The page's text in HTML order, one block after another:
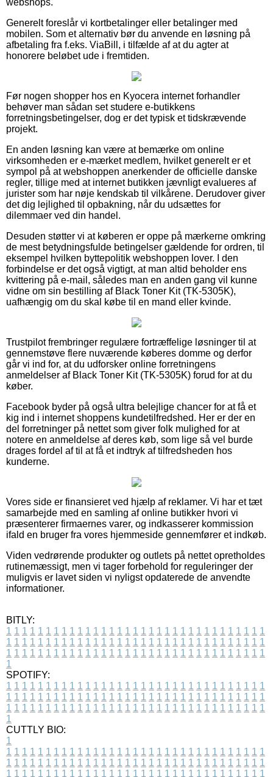
Generelt foreslår vi kortbetalinger eller betalinger med
mobilen. Som et alternativ bør du anvende en løsning på
afbetaling fra f.eks. ViaBill, i tilfælde af at du agter at
honorere beløbet ude i fremtiden.
Før nogen shopper hos en Kyocera internet forhandler
behøver man sådan set studere e-butikkens
forretningsbetingelser, dog er det typisk et tidskrævende
projekt.
En anden løsning kan være at bemærke om online
virksomheden er e-mærket medlem, hvilket generelt er et
sympol på at webshoppen anerkender de officielle danske
regler, tillige med at internet butikken jævnligt evalueres af
jurister som har nøje kendskab til vilkårene. Derudover giver
det dig lejlighed til opbakning, når du udsættes for
dilemmaer ved din handel.
Desuden støtter vi at køberen er oppe på mærkerne omkring
de mest betydningsfulde betingelser gældende for ordren, til
eksempel hvilken byttepolitik webshoppen lover. I den
forbindelse er det også vigtigt, at man altid beholder ens
kvittering på e-mail, således man en anden gang vil kunne
vidne om sin bestilling af Black Toner Kit (TK-5305K),
uafhængig om du skal købe til en mand eller kvinde.
Trustpilot frembringer regulære fortræffelige løsninger til at
gennemstøve flere nuværende køberes domme og derfor
går vi ind for, at du udforsker online forretningens
anmeldelser af Black Toner Kit (TK-5305K) forud for at du
køber.
Facebook byder på også ultra belejlige chancer for at få et
kig ind i internet shoppens kundetilfredshed. Her er der en
del forretninger på nettet som giver folk mulighed for at
notere en anmeldelse af deres køb, som lige så vel burde
drages fordel af til at få et indtryk af tilfredsheden hos
kunderne.
Vores side er finansieret ved hjælp af reklamer. Vi har et tæt
samarbejde med en samling af online butikker hvori vi
præsenterer firmaernes varer, og indkasserer kommission
ifald en bruger fra vores hjemmeside gennemfører et indkøb.
Viden vedrørende produkter og outlets på nettet opretholdes
rutinemæssigt, men vi tager forbehold for reguleringer der
muligvis er lavet siden vi nyligst opdaterede de anvendte
informationer.
BITLY:
1 1 1 1 1 1 1 1 1 1 1 1 1 1 1 1 1 1 1 1 1 1 1 1 1 1 1 1 1 1 1 1 1
1 1 1 1 1 1 1 1 1 1 1 1 1 1 1 1 1 1 1 1 1 1 1 1 1 1 1 1 1 1 1 1 1
1 1 1 1 1 1 1 1 1 1 1 1 1 1 1 1 1 1 1 1 1 1 1 1 1 1 1 1 1 1 1 1 1
1
SPOTIFY:
1 1 1 1 1 1 1 1 1 1 1 1 1 1 1 1 1 1 1 1 1 1 1 1 1 1 1 1 1 1 1 1 1
1 1 1 1 1 1 1 1 1 1 1 1 1 1 1 1 1 1 1 1 1 1 1 1 1 1 1 1 1 1 1 1 1
1 1 1 1 1 1 1 1 1 1 1 1 1 1 1 1 1 1 1 1 1 1 1 1 1 1 1 1 1 1 1 1 1
1
CUTTLY BIO:
1
1 1 1 1 1 1 1 1 1 1 1 1 1 1 1 1 1 1 1 1 1 1 1 1 1 1 1 1 1 1 1 1 1
1 1 1 1 1 1 1 1 1 1 1 1 1 1 1 1 1 1 1 1 1 1 1 1 1 1 1 1 1 1 1 1 1
1 1 1 1 1 1 1 1 1 1 1 1 1 1 1 1 1 1 1 1 1 1 1 1 1 1 1 1 1 1 1 1 1